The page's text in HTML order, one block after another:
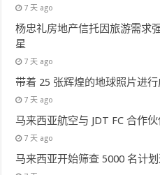
7 天 ago
杨忠礼房地产信托因旅游需求
星
7 天 ago
带着 25 张辉煌的地球照片进
7 天 ago
马来西亚航空与 JDT FC 合作
7 天 ago
马来西亚开始筛查 5000 名计